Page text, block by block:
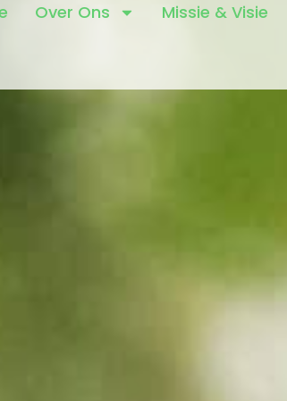
Over Ons Missie & Visie